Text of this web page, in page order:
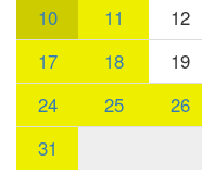
10
11 12
17
18 19
24
25 26
31